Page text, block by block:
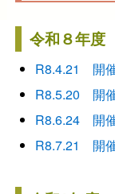
令和８年度
R8.4.21 開
R8.5.20 開
R8.6.24 開
R8.7.21 開